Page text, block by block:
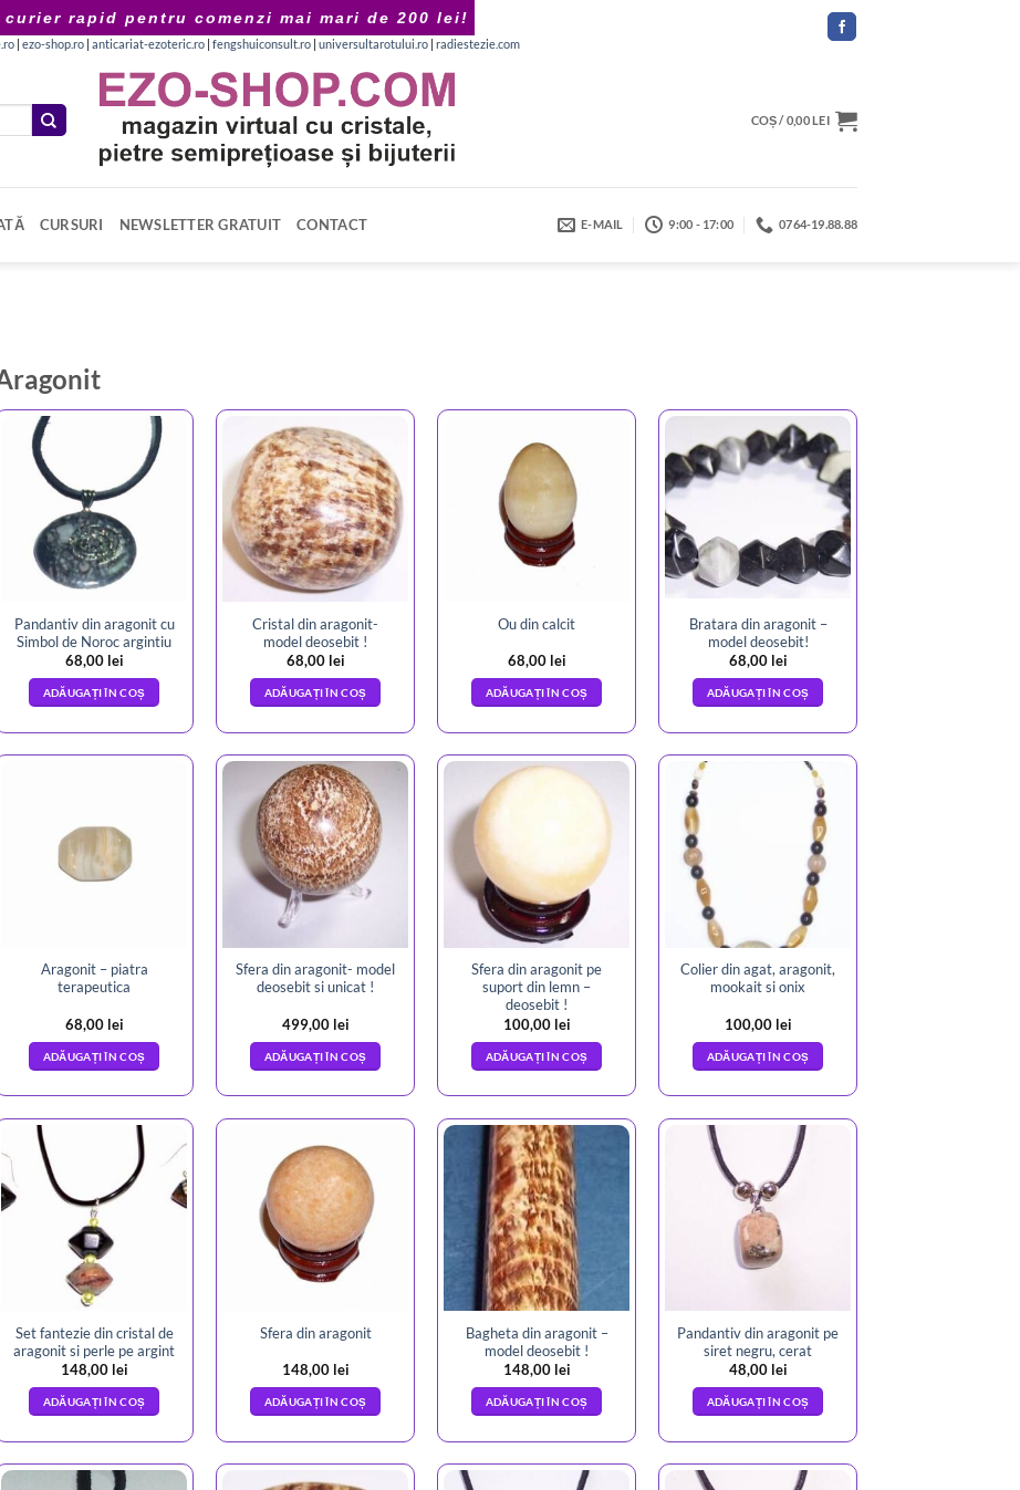
rapid pentru comenzi mai mari de 200 lei!
|ezo-shop.ro |anticariat-ezoteric.ro |fengshuiconsult.ro |universultarotului.ro |radiestezie.com
COȘ /0,00LEI
CURSURI NEWSLETTER GRATUIT CONTACT E-MAIL 9:00 - 17:00 0764-19.88.88
Pandantiv din aragonit cu
Simbol de Noroc argintiu
68,00 lei
ADĂUGAȚI ÎN COȘ
Cristal din aragonit-
model deosebit !
68,00 lei
ADĂUGAȚI ÎN COȘ
Ou din calcit
68,00 lei
ADĂUGAȚI ÎN COȘ
Bratara din aragonit –
model deosebit!
68,00 lei
ADĂUGAȚI ÎN COȘ
Aragonit – piatra
terapeutica
68,00 lei
ADĂUGAȚI ÎN COȘ
Sfera din aragonit- model
deosebit si unicat !
499,00 lei
ADĂUGAȚI ÎN COȘ
Sfera din aragonit pe
suport din lemn –
deosebit !
100,00 lei
ADĂUGAȚI ÎN COȘ
Colier din agat, aragonit,
mookait si onix
100,00 lei
ADĂUGAȚI ÎN COȘ
Set fantezie din cristal de
aragonit si perle pe argint
148,00 lei
ADĂUGAȚI ÎN COȘ
Sfera din aragonit
148,00 lei
ADĂUGAȚI ÎN COȘ
Bagheta din aragonit –
model deosebit !
148,00 lei
ADĂUGAȚI ÎN COȘ
Pandantiv din aragonit pe
siret negru, cerat
48,00 lei
ADĂUGAȚI ÎN COȘ